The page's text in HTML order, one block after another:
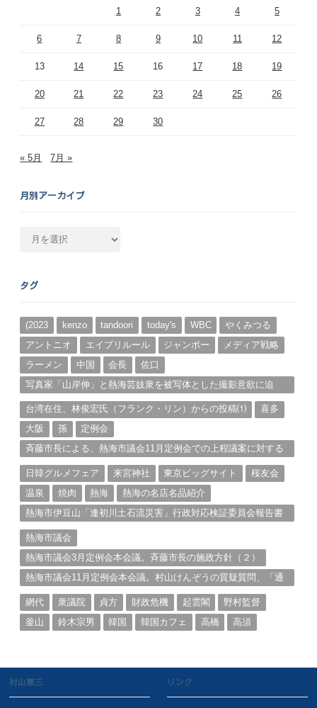
1 2 3 4 5
6 7 8 9 10 11 12
13 14 15 16 17 18 19
20 21 22 23 24 25 26
27 28 29 30
« 5月 7月 »
月別アーカイブ
カ
ブ
タグ
(2023 kenzo tandoori today's WBC
やくみつる
アントニオ
エイプリルール ジャンボー
メディア戦略
ラーメン
中国 会長
佐口
写真家「山岸伸」と熱海芸妓衆を被写体とした撮影意欲に迫
台湾在住、林俊宏氏（フランク・リン）からの投稿⑴
喜多
大阪
孫
定例会
斉藤市長による、熱海市議会11月定例会での上程議案に対する
日韓グルメフェア
来宮神社 東京ビッグサイト
桜友会
温泉
焼肉 熱海
熱海の名店名品紹介
熱海市伊豆山「逢初川土石流災害」行政対応検証委員会報告書
熱海市議会
熱海市議会3月定例会本会議。斉藤市長の施政方針（２）
熱海市議会11月定例会本会議。村山けんぞうの質疑質問、「通
網代
衆議院 貞方 財政危機 起雲閣
野村監督
釜山
鈴木宗男 韓国 韓国カフェ 高橋 高須
村山憲三 リンク